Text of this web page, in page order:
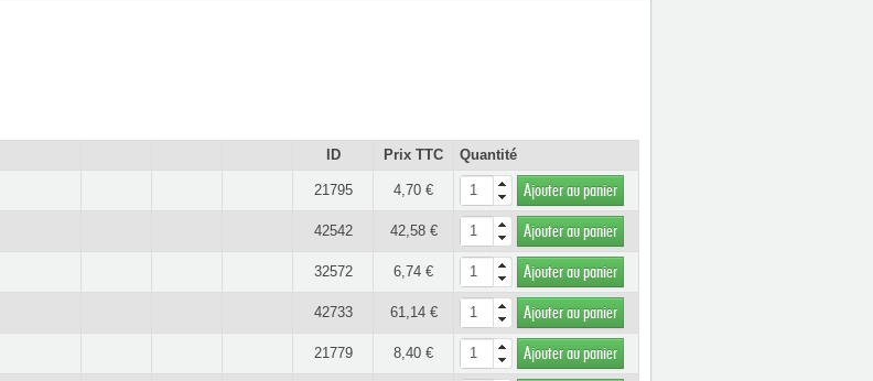
ID Prix TTC Quantité
21795 4,70 € Ajouter au panier
42542 42,58 € Ajouter au panier
32572 6,74 € Ajouter au panier
42733 61,14 € Ajouter au panier
21779 8,40 € Ajouter au panier